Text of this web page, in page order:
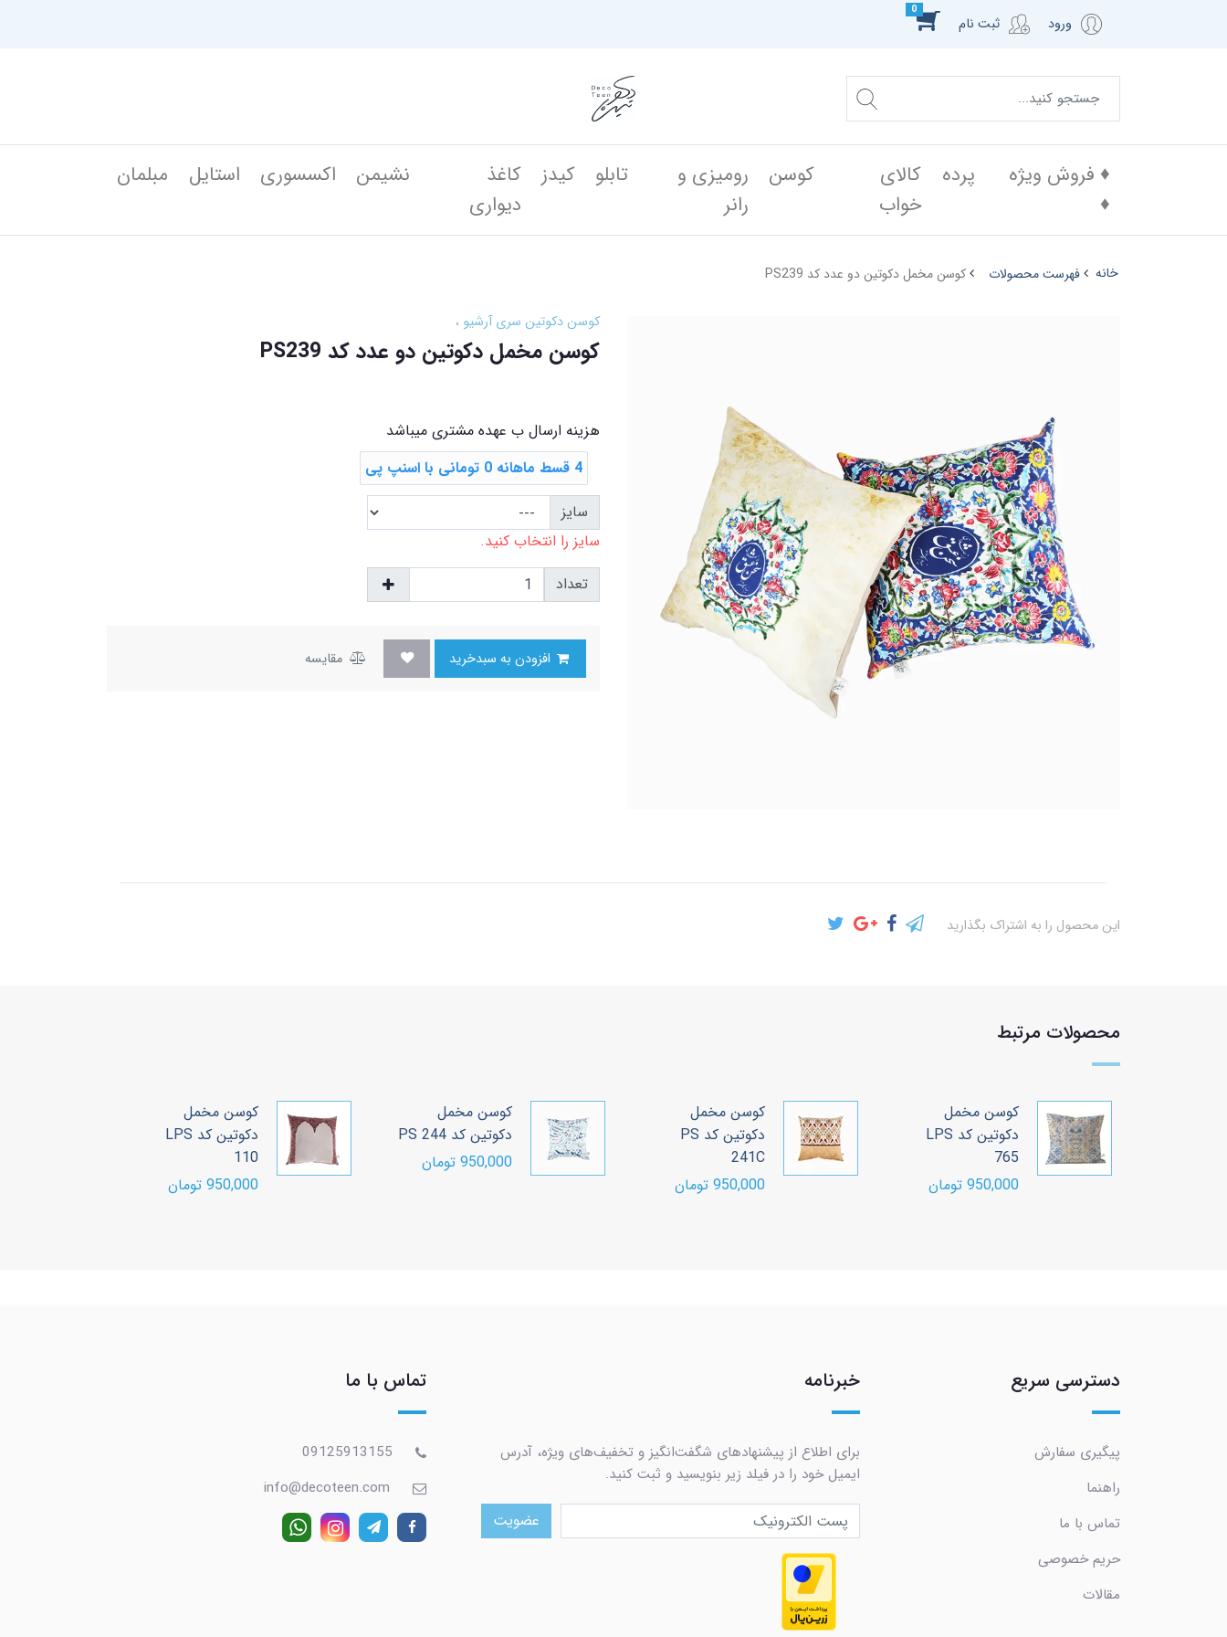
ورود ثبت نام
0
♦️ فروش ویژه
♦️
پرده
کالای
خواب
کوسن
رومیزی و
رانر
تابلو کیدز
کاغذ
دیواری
نشیمن اکسسوری استایل مبلمان
خانه فهرست محصولات کوسن مخمل دکوتین دو عدد کد PS239
کوسن دکوتین سری آرشیو
کوسن مخمل دکوتین دو عدد کد PS239
هزینه ارسال ب عهده مشتری میباشد
4 قسط ماهانه 0 تومانی با اسنپ ‌پی
سایز
سایز را انتخاب کنید.
تعداد
مقایسه
این محصول را به اشتراک بگذارید
محصولات مرتبط
کوسن مخمل
دکوتین کد LPS
765
950,000 تومان
کوسن مخمل
دکوتین کد PS
241C
950,000 تومان
کوسن مخمل
دکوتین کد PS 244
950,000 تومان
کوسن مخمل
دکوتین کد LPS
110
950,000 تومان
دسترسی سریع
پیگیری سفارش
راهنما
تماس با ما
حریم خصوصی
مقالات
خبرنامه
برای اطلاع از پیشنهادهای شگفت‌انگیز و تخفیف‌های ویژه، آدرس
ایمیل خود را در فیلد زیر بنویسید و ثبت کنید.
عضویت
تماس با ما